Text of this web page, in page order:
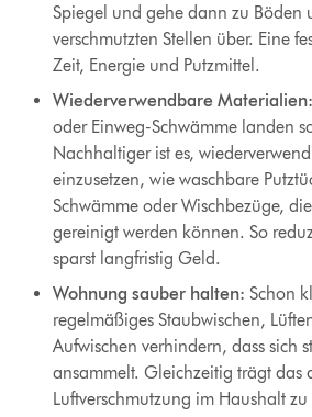
Spiegel und gehe dann zu Böden
verschmutzten Stellen über. Eine
Zeit, Energie und Putzmittel.
Wiederverwendbare Materialien:
oder Einweg-Schwämme landen
Nachhaltiger ist es,
einzusetzen, wie waschbare
Schwämme oder Wischbezüge,
gereinigt werden können. So
sparst langfristig Geld.
Wohnung sauber halten:Schon
regelmäßiges Staubwischen,
Aufwischen verhindern, dass sich
ansammelt. Gleichzeitig trägt das
Luftverschmutzung im Haushalt